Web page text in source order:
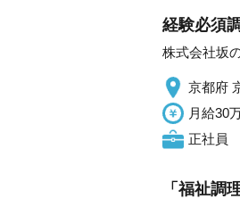
経験必須
株式会社坂
京都府
月給30
正社員
「福祉調